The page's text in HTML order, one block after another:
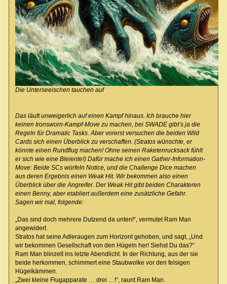
Die Unterseeischen tauchen auf
Das läuft unweigerlich auf einen Kampf hinaus. Ich brauche hier
keinen Ironsworn-Kampf-Move zu machen, bei SWADE gibt’s ja die
Regeln für Dramatic Tasks. Aber vorerst versuchen die beiden Wild
Cards sich einen Überblick zu verschaffen. (Stratos wünschte, er
könnte einen Rundflug machen! Ohne seinen Raketenrucksack fühlt
er sich wie eine Bleiente!) Dafür mache ich einen Gather-Information-
Move: Beide SCs würfeln Notice, und die Challenge Dice machen
aus deren Ergebnis einen Weak Hit. Wir bekommen also einen
Überblick über die Angreifer. Der Weak Hit gibt beiden Charakteren
einen Benny, aber etabliert außerdem eine zusätzliche Gefahr.
Sagen wir mal, folgende:
„Das sind doch mehrere Dutzend da unten!“, vermutet Ram Man
angewidert.
Stratos hat seine Adleraugen zum Horizont gehoben, und sagt, „Und
wir bekommen Gesellschaft von den Hügeln her! Siehst Du das?“
Ram Man blinzelt ins letzte Abendlicht. In der Richtung, aus der sie
beide herkommen, schimmert eine Staubwolke vor den felsigen
Hügelkämmen.
„Zwei kleine Flugapparate … drei …!“, raunt Ram Man.